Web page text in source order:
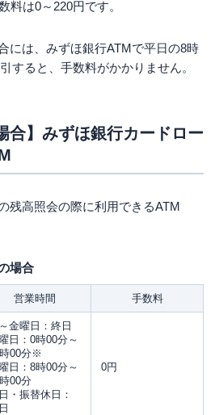
料は0～220円です。
には、みずほ銀行ATMで平日の8時
すると、手数料がかかりません。
合】みずほ銀行カードロー
残高照会の際に利用できるATM
場合
営業時間 手数料
金曜日：終日
日：0時00分～
00分※
日：8時00分～
00分
・振替休日：
0円